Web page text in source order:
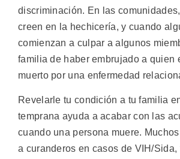
discriminación. En las
creen en la hechicería, y cuando
comienzan a culpar a algunos
familia de haber embrujado a quien
muerto por una enfermedad
Revelarle tu condición a tu familia
temprana ayuda a acabar con las
cuando una persona muere.
a curanderos en casos de VIH/Sida,